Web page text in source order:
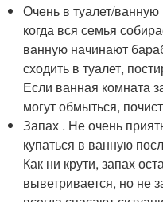
Очень в туалет/
когда вся семья
ванную начинают
сходить в туалет,
Если ванная комната
могут обмыться,
Запах . Не очень
купаться в ванную
Как ни крути, запах
выветривается, но не